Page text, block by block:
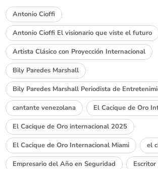
Antonio Cioffi
Antonio Cioffi El visionario que viste el futuro
Artista Clásico con Proyección Internacional
Bily Paredes Marshall
Bily Paredes Marshall Periodista de
cantante venezolana El Cacique de Oro
El Cacique de Oro internacional 2025
El Cacique de Oro Internacional Miami el
Empresario del Año en Seguridad Escritor